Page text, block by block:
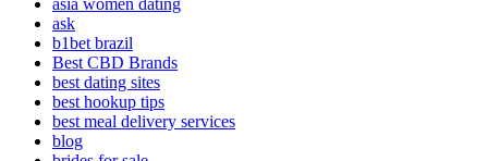
ask
b1bet brazil
Best CBD Brands
best dating sites
best hookup tips
best meal delivery services
blog